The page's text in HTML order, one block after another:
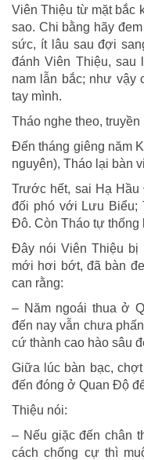
Viên Thiệu từ mặt bắc
sao. Chi bằng hãy
sức, ít lâu sau đợi
đánh Viên Thiệu,
nam lẫn bắc; như vậy
tay mình.
Tháo nghe theo,
Đến tháng giêng năm
nguyên), Tháo lại bàn
Trước hết, sai Hạ
đối phó với Lưu Biểu;
Đô. Còn Tháo tự thống
Đây nói Viên Thiệu bị
mới hơi bớt, đã bàn
can rằng:
– Năm ngoái thua ở
đến nay vẫn chưa
cứ thành cao hào sâu
Giữa lúc bàn bạc,
đến đóng ở Quan Độ
Thiệu nói:
– Nếu giặc đến chân
cách chống cự thì